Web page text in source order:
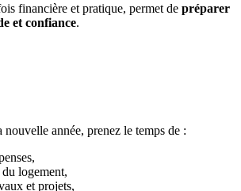
financière et pratique, permet de préparer
et confiance.
nouvelle année, prenez le temps de :
logement,
et projets,